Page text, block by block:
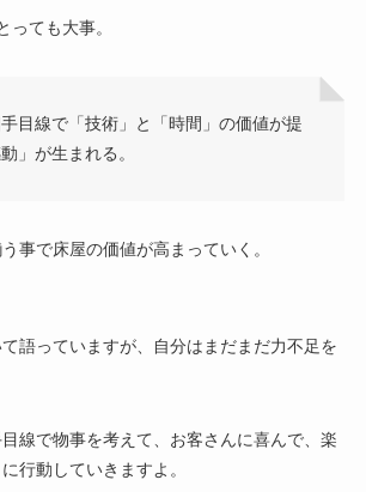
っても大事。
手目線で「技術」と「時間」の価値が提
」が生まれる。
事で床屋の価値が高まっていく。
語っていますが、自分はまだまだ力不足を
線で物事を考えて、お客さんに喜んで、楽
行動していきますよ。